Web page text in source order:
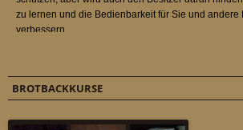
BROTBACKKURSE